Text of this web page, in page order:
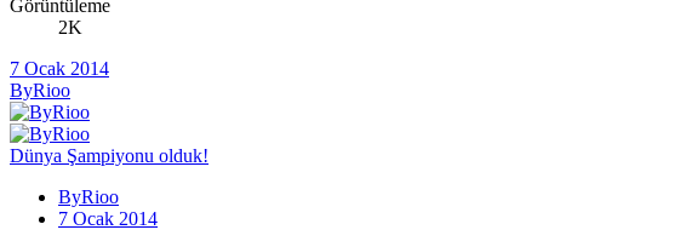
Görüntüleme
2K
7 Ocak 2014
ByRioo
Dünya Şampiyonu olduk!
ByRioo
7 Ocak 2014